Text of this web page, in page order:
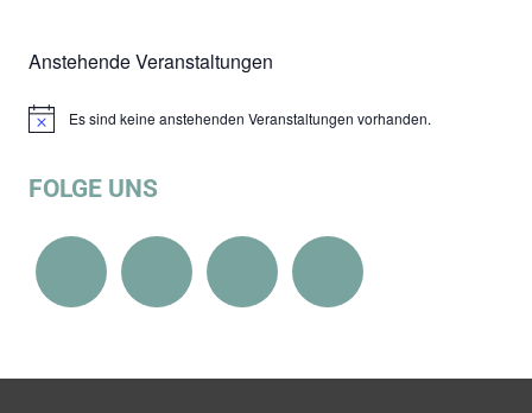
Anstehende Veranstaltungen
HinweisEs sind keine anstehenden Veranstaltungen vorhanden.
FOLGE UNS